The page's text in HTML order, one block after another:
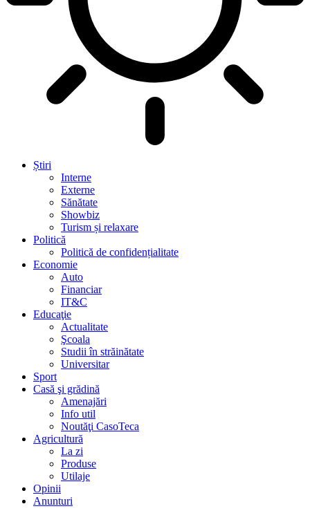
Știri
Interne
Externe
Sănătate
Showbiz
Turism și relaxare
Politică
Politică de confidențialitate
Economie
Auto
Financiar
IT&C
Educaţie
Actualitate
Şcoala
Studii în străinătate
Universitar
Sport
Casă şi grădină
Amenajări
Info util
Noutăţi CasoTeca
Agricultură
La zi
Produse
Utilaje
Opinii
Anunturi